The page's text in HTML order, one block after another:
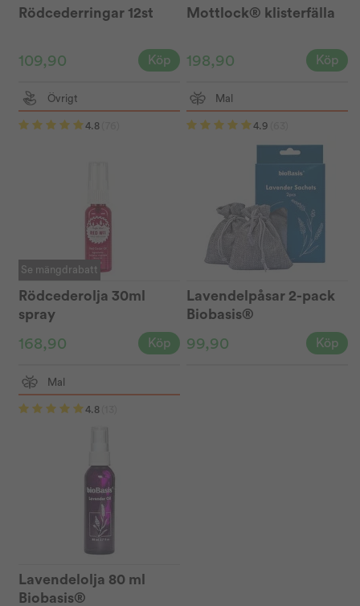
Rödcederringar 12st
109,90 Köp
Mottlock® klisterfälla
198,90 Köp
Övrigt
4.8
Se mängdrabatt
Rödcederolja 30ml
spray
168,90 Köp
Mal
4.9
Lavendelpåsar 2-pack
Biobasis®
99,90 Köp
Mal
4.8
Lavendelolja 80 ml
Biobasis®